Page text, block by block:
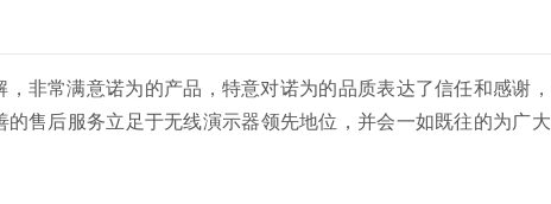
非常满意诺为的产品，特意对诺为的品质表达了信任和感谢
售后服务立足于无线演示器领先地位，并会一如既往的为广